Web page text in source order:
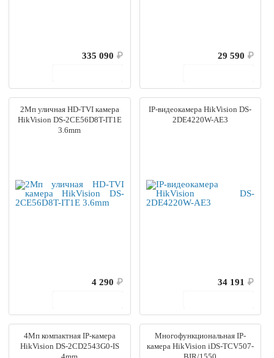
335 090 ₽
29 590 ₽
2Мп уличная HD-TVI камера
HikVision DS-2CE56D8T-IT1E
3.6mm
4 290 ₽
IP-видеокамера HikVision DS-
2DE4220W-AE3
34 191 ₽
4Мп компактная IP-камера
HikVision DS-2CD2543G0-IS
Многофункциональная IP-
камера HikVision iDS-TCV507-